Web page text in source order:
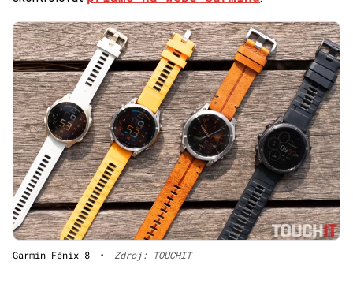
Garmin Fénix 8 • Zdroj: TOUCHIT